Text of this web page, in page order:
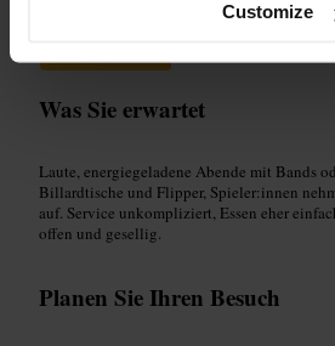
Customize
Punkbar #
Was Sie erwartet
Laute, energiegeladene Abende mit Bands
Billardtische und Flipper, Spieler:innen
auf. Service unkompliziert, Essen eher
offen und gesellig.
Planen Sie Ihren Besuch